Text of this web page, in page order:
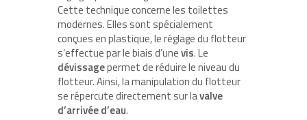
Cette technique concerne les toilettes
modernes. Elles sont spécialement
conçues en plastique, le réglage du flotteur
s’effectue par le biais d’unevis. Le
dévissagepermet de réduire le niveau du
flotteur. Ainsi, la manipulation du flotteur
se répercute directement sur lavalve
d’arrivée d’eau.